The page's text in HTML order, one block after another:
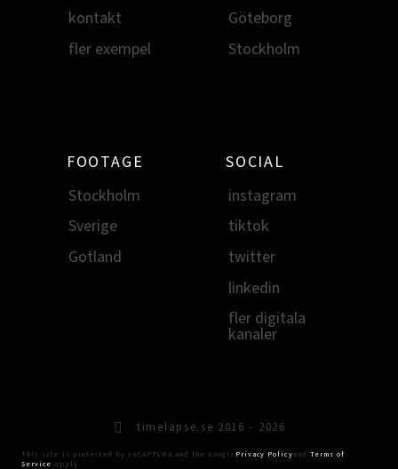
kontakt
fler exempel
Göteborg
Stockholm
FOOTAGE
Stockholm
Sverige
Gotland
SOCIAL
instagram
tiktok
twitter
linkedin
fler digitala
kanaler
timelapse.se 2016 - 2026
This site is protected by reCAPTCHA and the Google Privacy Policyand Terms of
Service apply.